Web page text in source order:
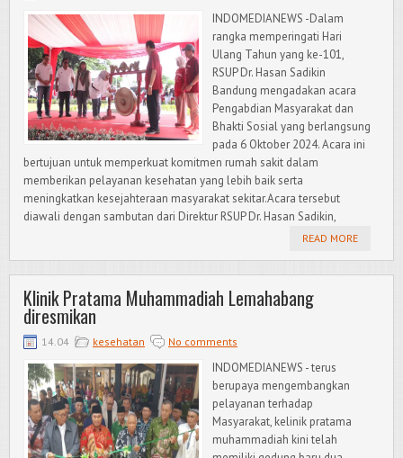
INDOMEDIANEWS -Dalam
rangka memperingati Hari
Ulang Tahun yang ke-101,
RSUP Dr. Hasan Sadikin
Bandung mengadakan acara
Pengabdian Masyarakat dan
Bhakti Sosial yang berlangsung
pada 6 Oktober 2024. Acara ini
bertujuan untuk memperkuat komitmen rumah sakit dalam
memberikan pelayanan kesehatan yang lebih baik serta
meningkatkan kesejahteraan masyarakat sekitar.Acara tersebut
diawali dengan sambutan dari Direktur RSUP Dr. Hasan Sadikin,
READ MORE
Klinik Pratama Muhammadiah Lemahabang
diresmikan
14.04 kesehatan No comments
INDOMEDIANEWS - terus
berupaya mengembangkan
pelayanan terhadap
Masyarakat, kelinik pratama
muhammadiah kini telah